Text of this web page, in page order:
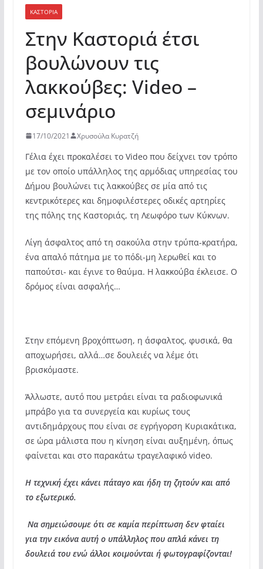
ΚΑΣΤΟΡΙΆ
Στην Καστοριά έτσι
βουλώνουν τις
λακκούβες: Video –
σεμινάριο
17/10/2021 Χρυσούλα Κυρατζή
Γέλια έχει προκαλέσει το Video που δείχνει τον τρόπο
με τον οποίο υπάλληλος της αρμόδιας υπηρεσίας του
Δήμου βουλώνει τις λακκούβες σε μία από τις
κεντρικότερες και δημοφιλέστερες οδικές αρτηρίες
της πόλης της Καστοριάς, τη Λεωφόρο των Κύκνων.
Λίγη άσφαλτος από τη σακούλα στην τρύπα-κρατήρα,
ένα απαλό πάτημα με το πόδι-μη λερωθεί και το
παπούτσι- και έγινε το θαύμα. Η λακκούβα έκλεισε. Ο
δρόμος είναι ασφαλής…
Στην επόμενη βροχόπτωση, η άσφαλτος, φυσικά, θα
αποχωρήσει, αλλά…σε δουλειές να λέμε ότι
βρισκόμαστε.
Άλλωστε, αυτό που μετράει είναι τα ραδιοφωνικά
μπράβο για τα συνεργεία και κυρίως τους
αντιδημάρχους που είναι σε εγρήγορση Κυριακάτικα,
σε ώρα μάλιστα που η κίνηση είναι αυξημένη, όπως
φαίνεται και στο παρακάτω τραγελαφικό video.
Η τεχνική έχει κάνει πάταγο και ήδη τη ζητούν και από
το εξωτερικό.
Να σημειώσουμε ότι σε καμία περίπτωση δεν φταίει
για την εικόνα αυτή ο υπάλληλος που απλά κάνει τη
δουλειά του ενώ άλλοι κοιμούνται ή φωτογραφίζονται!